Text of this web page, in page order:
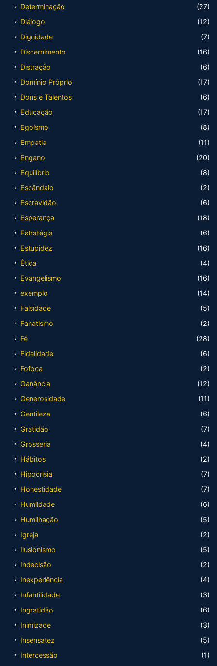
Determinação
(27)
Diálogo
(12)
Dignidade
(7)
Discernimento
(16)
Distração
(6)
Domínio Próprio
(17)
Dons e Talentos
(6)
Educação
(17)
Egoísmo
(8)
Empatia
(11)
Engano
(20)
Equilíbrio
(8)
Escândalo
(2)
Escravidão
(6)
Esperança
(18)
Estratégia
(6)
Estupidez
(16)
Ética
(4)
Evangelismo
(16)
exemplo
(14)
Falsidade
(5)
Fanatismo
(2)
Fé
(28)
Fidelidade
(6)
Fofoca
(2)
Ganância
(12)
Generosidade
(11)
Gentileza
(6)
Gratidão
(7)
Grosseria
(4)
Hábitos
(2)
Hipocrisia
(7)
Honestidade
(7)
Humildade
(6)
Humilhação
(5)
Igreja
(2)
Ilusionismo
(5)
Indecisão
(2)
Inexperiência
(4)
Infantilidade
(3)
Ingratidão
(6)
Inimizade
(3)
Insensatez
(5)
Intercessão
(1)